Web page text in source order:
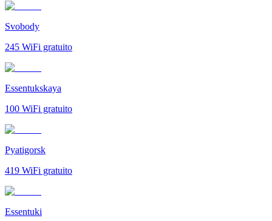
Svobody
245 WiFi gratuito
Essentukskaya
100 WiFi gratuito
Pyatigorsk
419 WiFi gratuito
Essentuki